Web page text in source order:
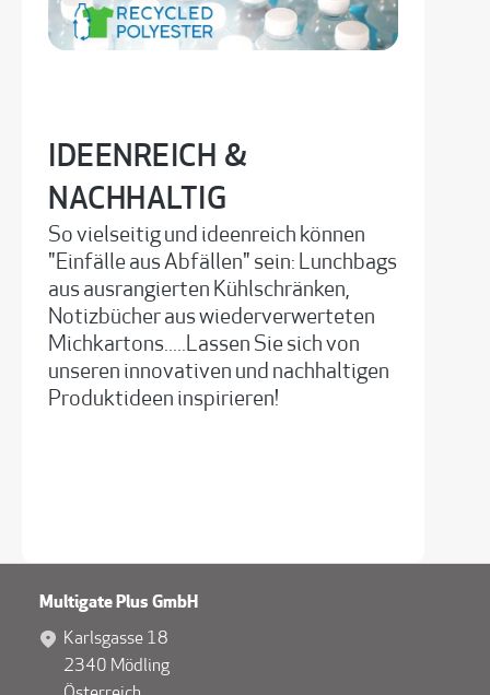
IDEENREICH &
NACHHALTIG
So vielseitig und ideenreich können
"Einfälle aus Abfällen" sein: Lunchbags
aus ausrangierten Kühlschränken,
Notizbücher aus wiederverwerteten
Michkartons.....Lassen Sie sich von
unseren innovativen und nachhaltigen
Produktideen inspirieren!
Multigate Plus GmbH
Karlsgasse 18
2340 Mödling